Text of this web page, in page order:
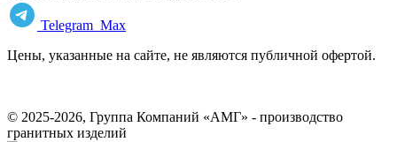
Telegram Max
Цены, указанные на сайте, не являются публичной офертой.
© 2025-2026, Группа Компаний «АМГ» - производство
гранитных изделий